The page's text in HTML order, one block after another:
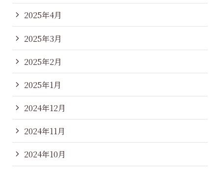
2025年4月
2025年3月
2025年2月
2025年1月
2024年12月
2024年11月
2024年10月